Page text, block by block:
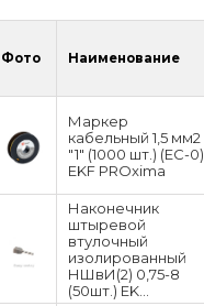
Фото Наименование
Маркер
кабельный 1,5 мм2
"1" (1000 шт.) (ЕС-0)
EKF PROxima
Наконечник
штыревой
втулочный
изолированный
НШвИ(2) 0,75-8
(50шт.) EK...